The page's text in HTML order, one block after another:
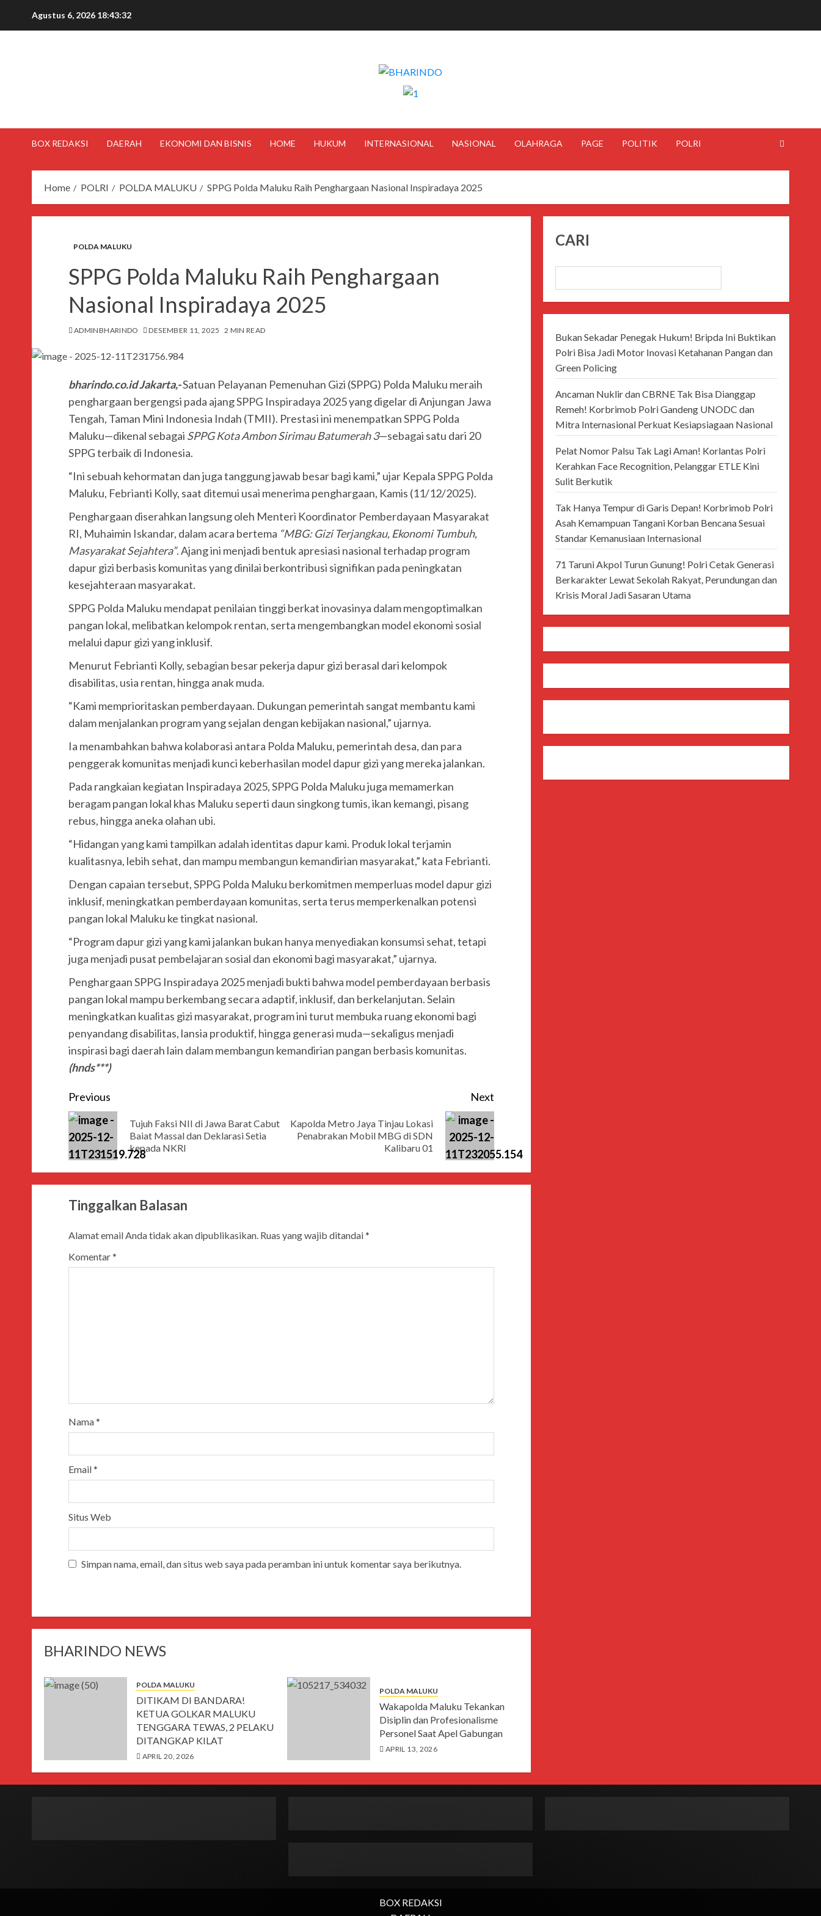
Agustus 6, 2026 18:43:32
BOX REDAKSI DAERAH EKONOMI DAN BISNIS HOME HUKUM INTERNASIONAL NASIONAL OLAHRAGA PAGE POLITIK POLRI
Home POLRI POLDA MALUKU SPPG Polda Maluku Raih Penghargaan Nasional Inspiradaya 2025
POLDA MALUKU
SPPG Polda Maluku Raih Penghargaan
Nasional Inspiradaya 2025
ADMINBHARINDO DESEMBER 11, 2025 2 MIN READ
bharindo.co.id Jakarta,-Satuan Pelayanan Pemenuhan Gizi (SPPG) Polda Maluku meraih
penghargaan bergengsi pada ajang SPPG Inspiradaya 2025 yang digelar di Anjungan Jawa
Tengah, Taman Mini Indonesia Indah (TMII). Prestasi ini menempatkan SPPG Polda
Maluku—dikenal sebagai SPPG Kota Ambon Sirimau Batumerah 3—sebagai satu dari 20
SPPG terbaik di Indonesia.
“Ini sebuah kehormatan dan juga tanggung jawab besar bagi kami,” ujar Kepala SPPG Polda
Maluku, Febrianti Kolly, saat ditemui usai menerima penghargaan, Kamis (11/12/2025).
Penghargaan diserahkan langsung oleh Menteri Koordinator Pemberdayaan Masyarakat
RI, Muhaimin Iskandar, dalam acara bertema “MBG: Gizi Terjangkau, Ekonomi Tumbuh,
Masyarakat Sejahtera”. Ajang ini menjadi bentuk apresiasi nasional terhadap program
dapur gizi berbasis komunitas yang dinilai berkontribusi signifikan pada peningkatan
kesejahteraan masyarakat.
SPPG Polda Maluku mendapat penilaian tinggi berkat inovasinya dalam mengoptimalkan
pangan lokal, melibatkan kelompok rentan, serta mengembangkan model ekonomi sosial
melalui dapur gizi yang inklusif.
Menurut Febrianti Kolly, sebagian besar pekerja dapur gizi berasal dari kelompok
disabilitas, usia rentan, hingga anak muda.
“Kami memprioritaskan pemberdayaan. Dukungan pemerintah sangat membantu kami
dalam menjalankan program yang sejalan dengan kebijakan nasional,” ujarnya.
Ia menambahkan bahwa kolaborasi antara Polda Maluku, pemerintah desa, dan para
penggerak komunitas menjadi kunci keberhasilan model dapur gizi yang mereka jalankan.
Pada rangkaian kegiatan Inspiradaya 2025, SPPG Polda Maluku juga memamerkan
beragam pangan lokal khas Maluku seperti daun singkong tumis, ikan kemangi, pisang
rebus, hingga aneka olahan ubi.
“Hidangan yang kami tampilkan adalah identitas dapur kami. Produk lokal terjamin
kualitasnya, lebih sehat, dan mampu membangun kemandirian masyarakat,” kata Febrianti.
Dengan capaian tersebut, SPPG Polda Maluku berkomitmen memperluas model dapur gizi
inklusif, meningkatkan pemberdayaan komunitas, serta terus memperkenalkan potensi
pangan lokal Maluku ke tingkat nasional.
“Program dapur gizi yang kami jalankan bukan hanya menyediakan konsumsi sehat, tetapi
juga menjadi pusat pembelajaran sosial dan ekonomi bagi masyarakat,” ujarnya.
Penghargaan SPPG Inspiradaya 2025 menjadi bukti bahwa model pemberdayaan berbasis
pangan lokal mampu berkembang secara adaptif, inklusif, dan berkelanjutan. Selain
meningkatkan kualitas gizi masyarakat, program ini turut membuka ruang ekonomi bagi
penyandang disabilitas, lansia produktif, hingga generasi muda—sekaligus menjadi
inspirasi bagi daerah lain dalam membangun kemandirian pangan berbasis komunitas.
(hnds***)
Previous
Tujuh Faksi NII di Jawa Barat Cabut
Baiat Massal dan Deklarasi Setia
kepada NKRI
Next
Kapolda Metro Jaya Tinjau Lokasi
Penabrakan Mobil MBG di SDN
Kalibaru 01
Tinggalkan Balasan
Alamat email Anda tidak akan dipublikasikan. Ruas yang wajib ditandai*
Komentar*
Nama*
Email*
Situs Web
Simpan nama, email, dan situs web saya pada peramban ini untuk komentar saya berikutnya.
BHARINDO NEWS
POLDA MALUKU
DITIKAM DI BANDARA!
KETUA GOLKAR MALUKU
TENGGARA TEWAS, 2 PELAKU
DITANGKAP KILAT
APRIL 20, 2026
POLDA MALUKU
Wakapolda Maluku Tekankan
Disiplin dan Profesionalisme
Personel Saat Apel Gabungan
APRIL 13, 2026
CARI
Bukan Sekadar Penegak Hukum! Bripda Ini Buktikan
Polri Bisa Jadi Motor Inovasi Ketahanan Pangan dan
Green Policing
Ancaman Nuklir dan CBRNE Tak Bisa Dianggap
Remeh! Korbrimob Polri Gandeng UNODC dan
Mitra Internasional Perkuat Kesiapsiagaan Nasional
Pelat Nomor Palsu Tak Lagi Aman! Korlantas Polri
Kerahkan Face Recognition, Pelanggar ETLE Kini
Sulit Berkutik
Tak Hanya Tempur di Garis Depan! Korbrimob Polri
Asah Kemampuan Tangani Korban Bencana Sesuai
Standar Kemanusiaan Internasional
71 Taruni Akpol Turun Gunung! Polri Cetak Generasi
Berkarakter Lewat Sekolah Rakyat, Perundungan dan
Krisis Moral Jadi Sasaran Utama
BOX REDAKSI